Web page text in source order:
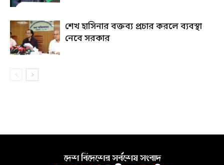
শেখ হাসিনার বক্তব্য প্রচার করলে ব্যবস্থা
নেবে সরকার